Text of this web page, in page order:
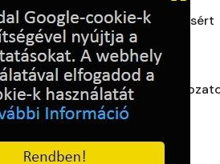
a testi és lelki feltöltődésért
ezelőtt 130
oklevelüket a nappali
ezelőtt 113